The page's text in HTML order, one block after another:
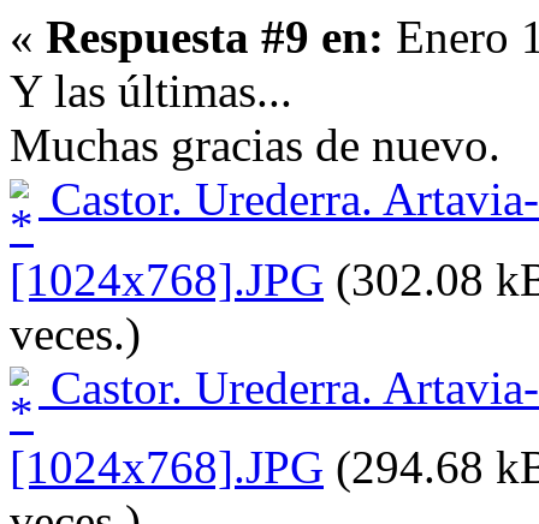
« Respuesta #9 en: Enero
Y las últimas...
Muchas gracias de nuevo.
Castor. Urederra.
[1024x768].JPG (302.08
veces.)
Castor. Urederra.
[1024x768].JPG (294.68